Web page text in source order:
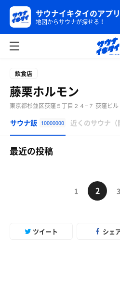
サウナイキタイのアプリ
地図からサウナが探せる！
飲食店
藤栗ホルモン
東京都杉並区荻窪５丁目２４−７ 荻窪ビル
サウナ飯 10000000 近くのサウナ（
最近の投稿
1 2 3
ツイート シェ